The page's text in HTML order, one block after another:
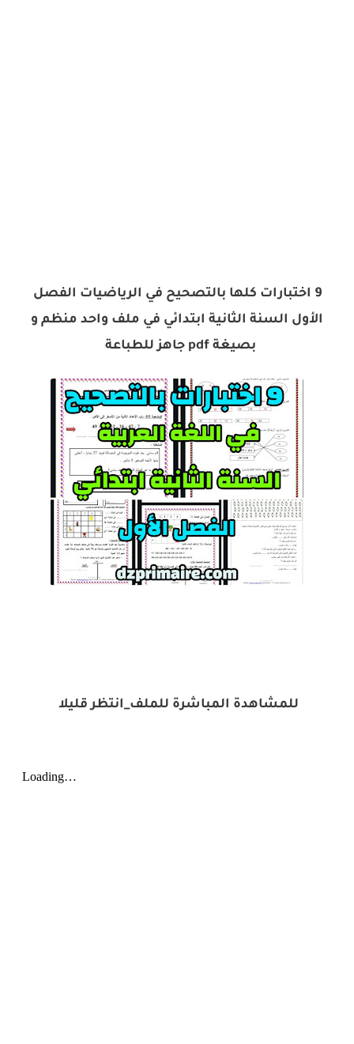
9 اختبارات كلها بالتصحيح في الرياضيات الفصل
الأول السنة الثانية ابتدائي في ملف واحد منظم و
بصيغة pdf جاهز للطباعة
للمشاهدة المباشرة للملف_انتظر قليلا